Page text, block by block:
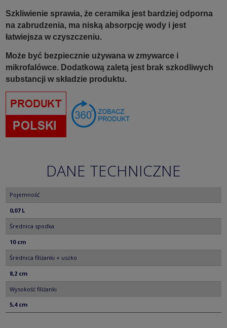
Szkliwienie sprawia, że ceramika jest bardziej odporna
na zabrudzenia, ma niską absorpcję wody i jest
łatwiejsza w czyszczeniu.
Może być bezpiecznie używana w zmywarce i
mikrofalówce. Dodatkową zaletą jest brak szkodliwych
substancji w składzie produktu.
DANE TECHNICZNE
Pojemność
0,07 L
Średnica spodka
10 cm
Średnica filiżanki + uszko
8,2 cm
Wysokość filiżanki
5,4 cm